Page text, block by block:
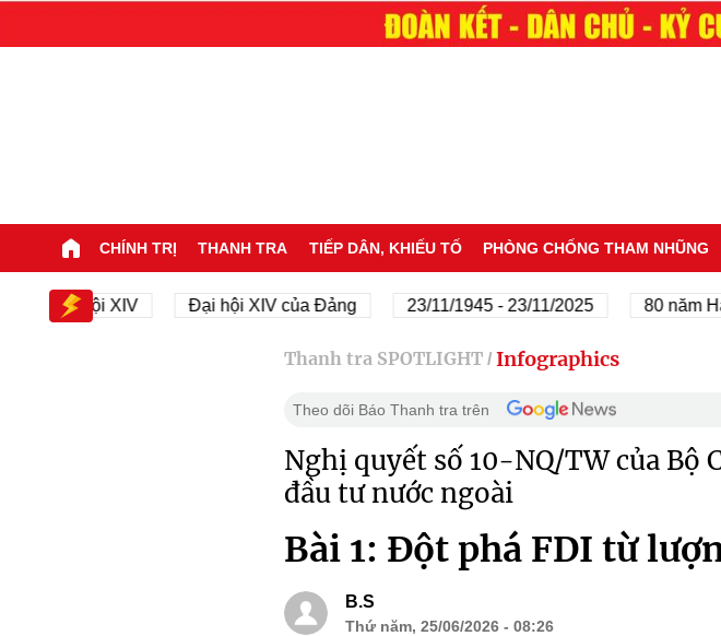
CHÍNH TRỊ THANH TRA TIẾP DÂN, KHIẾU TỐ PHÒNG CHỐNG THAM NHŨNG
hội XIV Đại hội XIV của Đảng 23/11/1945 - 23/11/2025 80 năm Hành
Thanh tra SPOTLIGHT / Infographics
Theo dõi Báo Thanh tra trên
Nghị quyết số 10-NQ/TW của
đầu tư nước ngoài
Bài 1: Đột phá FDI từ
B.S
Thứ năm, 25/06/2026 - 08:26